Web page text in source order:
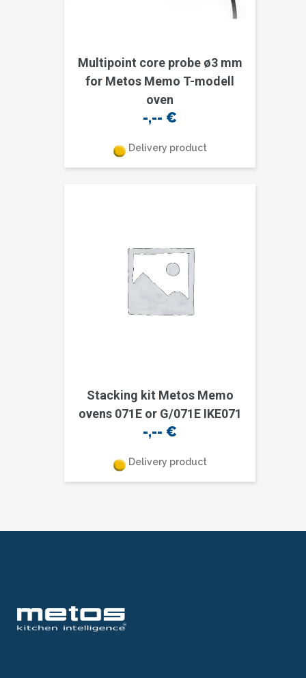
Multipoint core probe ø3 mm
for Metos Memo T-modell
oven
-,-- €
Delivery product
Stacking kit Metos Memo
ovens 071E or G/071E IKE071
-,-- €
Delivery product